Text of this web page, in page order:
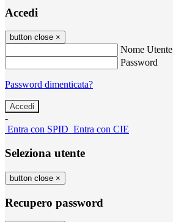
Accedi
button close ×
Nome Utente
Password
Password dimenticata?
-
Entra con SPID Entra con CIE
Seleziona utente
button close ×
Recupero password